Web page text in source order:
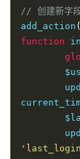
// 创建新字段
add_action (
function